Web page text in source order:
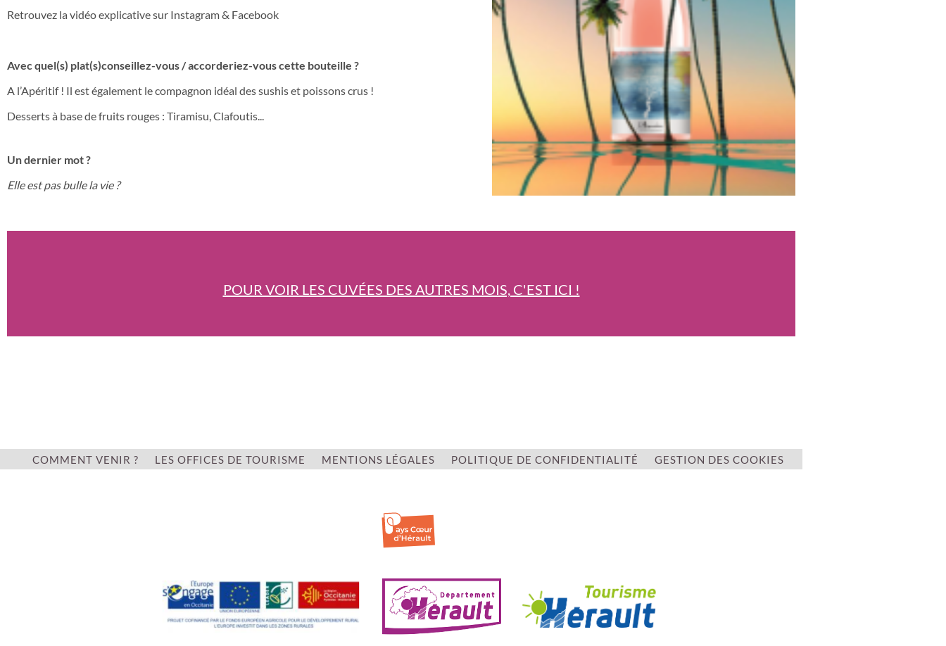
Retrouvez la vidéo explicative sur Instagram & Facebook
Avec quel(s) plat(s)conseillez-vous / accorderiez-vous cette bouteille ?
A l’Apéritif ! Il est également le compagnon idéal des sushis et poissons crus !
Desserts à base de fruits rouges : Tiramisu, Clafoutis...
Un dernier mot ?
Elle est pas bulle la vie ?
POUR VOIR LES CUVÉES DES AUTRES MOIS, C'EST ICI !
COMMENT VENIR ? LES OFFICES DE TOURISME MENTIONS LÉGALES POLITIQUE DE CONFIDENTIALITÉ GESTION DES COOKIES